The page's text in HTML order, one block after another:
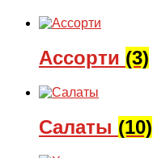
Ассорти (3)
Салаты (10)